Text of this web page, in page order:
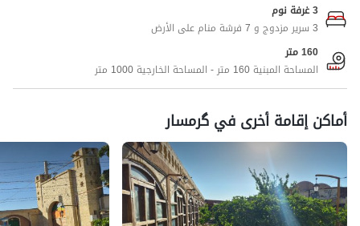
3 غرفة نوم
3 سرير مزدوج و 7 فرشة منام على الأرض
160 متر
المساحة المبنية 160 متر - المساحة الخارجية 1000 متر
أماكن إقامة أخرى في گرمسار